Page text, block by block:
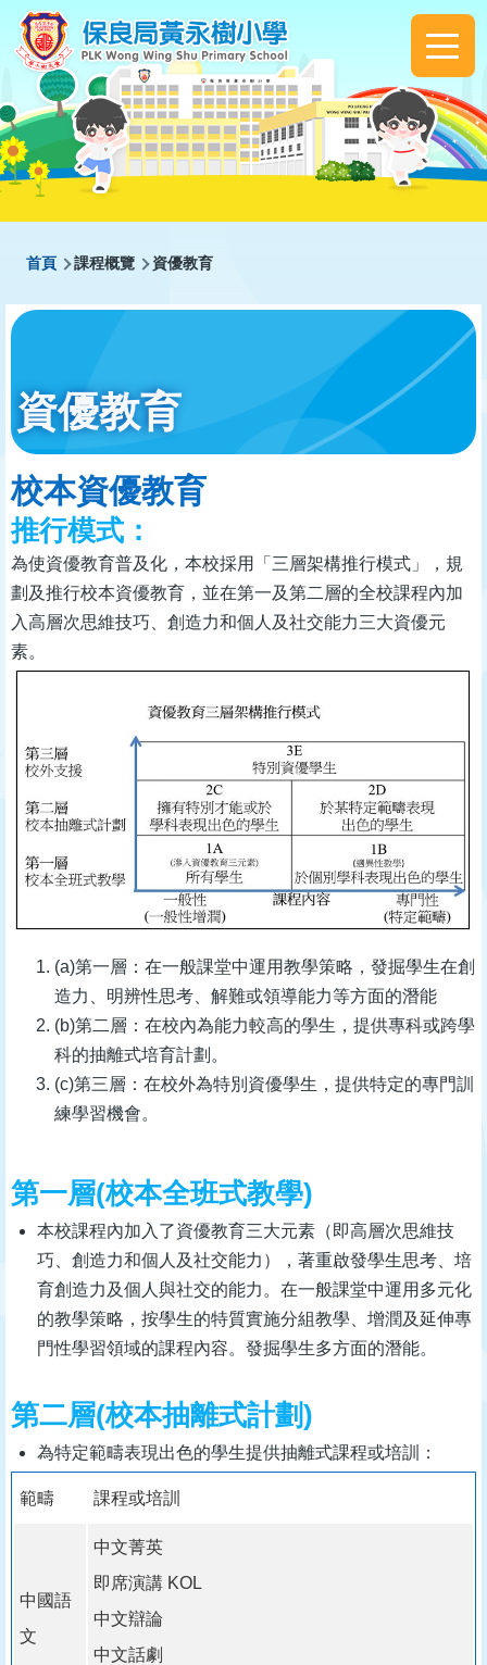
移至主內容
Main
navigation
導
航
連
首頁 課程概覽 資優教育
資優教育
校本資優教育
推行模式：
為使資優教育普及化，本校採用「三層架構推行模式」，規
劃及推行校本資優教育，並在第一及第二層的全校課程內加
入高層次思維技巧、創造力和個人及社交能力三大資優元
素。
(a)第一層：在一般課堂中運用教學策略，發掘學生在創
造力、明辨性思考、解難或領導能力等方面的潛能
(b)第二層：在校內為能力較高的學生，提供專科或跨學
科的抽離式培育計劃。
(c)第三層：在校外為特別資優學生，提供特定的專門訓
練學習機會。
第一層(校本全班式教學)
本校課程內加入了資優教育三大元素（即高層次思維技
巧、創造力和個人及社交能力），著重啟發學生思考、培
育創造力及個人與社交的能力。在一般課堂中運用多元化
的教學策略，按學生的特質實施分組教學、增潤及延伸專
門性學習領域的課程內容。發掘學生多方面的潛能。
第二層(校本抽離式計劃)
為特定範疇表現出色的學生提供抽離式課程或培訓：
範疇 課程或培訓
中國語
文
中文菁英
即席演講 KOL
中文辯論
中文話劇